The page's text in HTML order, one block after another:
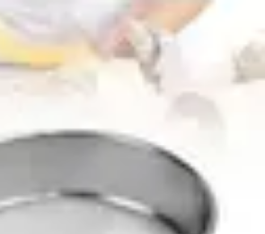
Pâtisserie Tendances
Recettes et